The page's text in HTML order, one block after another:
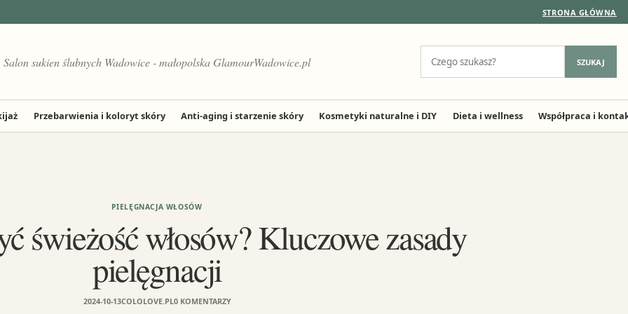
STRONA GŁÓWNA
Salon sukien ślubnych Wadowice - małopolska GlamourWadowice.pl SZUKAJ
Przebarwienia i koloryt skóry Anti-aging i starzenie skóry Kosmetyki naturalne i DIY Dieta i wellness Współpraca i
PIELĘGNACJA WŁOSÓW
świeżość włosów? Kluczowe zasady
pielęgnacji
2024-10-13COLOLOVE.PL0 KOMENTARZY